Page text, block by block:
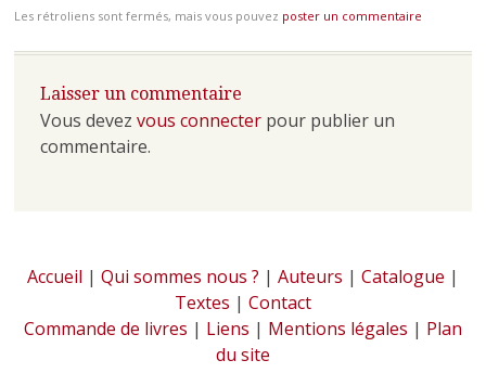
Les rétroliens sont fermés, mais vous pouvez poster un commentaire
Laisser un commentaire
Vous devez vous connecterpour publier un
commentaire.
Accueil | Qui sommes nous ? | Auteurs | Catalogue |
Textes | Contact
Commande de livres | Liens | Mentions légales | Plan
du site